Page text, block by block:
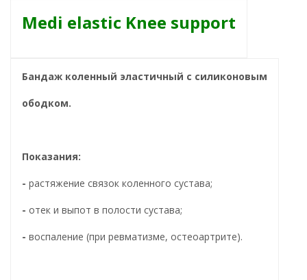
Medi elastic Knee support
Бандаж коленный эластичный с силиконовым
ободком.
Показания:
- растяжение связок коленного сустава;
- отек и выпот в полости сустава;
- воспаление (при ревматизме, остеоартрите).